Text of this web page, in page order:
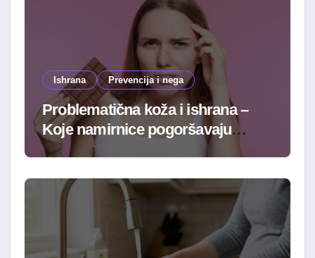
Ishrana Prevencija i nega
Problematična koža i ishrana –
Koje namirnice pogoršavaju
stanje